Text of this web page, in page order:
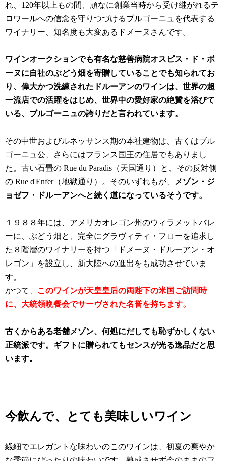
れ、120年以上もの間、頑なに創業当時から受け継がれるテ
ロワールへの信念を守りつづけるブルゴーニュを代表する
ワイナリー、知名度も大変あるドメーヌさんです。
ワインオークションでも有名な慈善病院オスピス・ド・ボ
ーヌに自社のぶどう畑を寄贈していることでも知られてお
り、偉大かつ洗練されたドルーアンのワインは、世界の超
一流店での活躍をはじめ、世界中の愛好家の絶賛を浴びて
いる、ブルゴーニュの誇りだと言われています。
その中世およびルネッサンス期の本社建物は、古くはブル
ゴーニュ公、さらにはフランス国王の住居でもありまし
た。古い石畳の Rue du Paradis（天国通り）と、その反対側
の Rue d'Enfer（地獄通り）。そのいずれもが、
メゾン・ジ
ョゼフ・ドルーアンへと続く道になっているそうです。
１９８８年には、アメリカオレゴン州のウィラメットバレ
ーに、ぶどう畑と、完全にグラヴィティ・フローを追求し
た８階層のワイナリーを持つ 「ドメーヌ・ドルーアン・オ
レゴン」
を設立し、新大陸への進出をも成功させていま
す。
かつて、 このワインが天皇皇后の両陛下の米国ご訪問時
に、大統領晩餐会でサーヴされた名誉を持ちます。
古くからある老舗メゾン、何処にだしても恥ずかしくない
正統派です。ギフトに贈られてもセンスが光る逸品だと思
います。
今飲んで、とても美味しいワイン
繊細でエレガントな味わいのこのワインは、初夏の爽やか